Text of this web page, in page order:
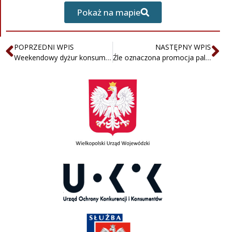
Pokaż na mapie
POPRZEDNI WPIS
Weekendowy dyżur konsumencki w dniach 16-17.03.2024 roku
NASTĘPNY WPIS
Źle oznaczona promocja paliw na SHELL Polska? Zarzuty Urzędu